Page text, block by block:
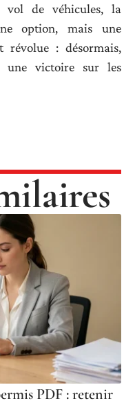
vol de véhicules, la
option, mais une
révolue : désormais,
une victoire sur les
PDF : retenir